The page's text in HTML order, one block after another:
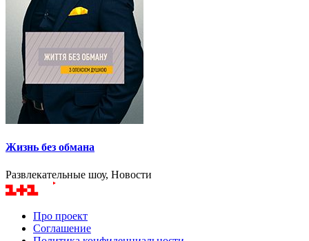
Жизнь без обмана
Развлекательные шоу, Новости
Про проект
Соглашение